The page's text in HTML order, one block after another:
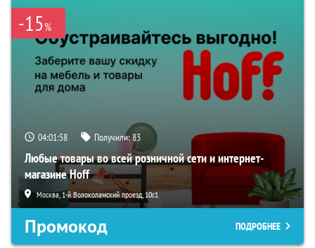
-15%
04:01:57 Получили:83
Любые товары во всей розничной сети и интернет-
магазине Hoff
Москва, 1-й Волоколамский проезд, 10с1
Промокод ПОДРОБНЕЕ